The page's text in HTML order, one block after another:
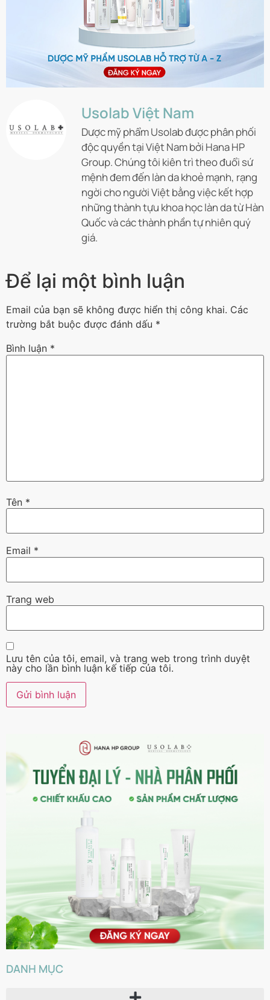
Usolab Việt Nam
Dược mỹ phẩm Usolab được phân phối
độc quyền tại Việt Nam bởi Hana HP
Group. Chúng tôi kiên trì theo đuổi sứ
mệnh đem đến làn da khoẻ mạnh, rạng
ngời cho người Việt bằng việc kết hợp
những thành tựu khoa học làn da từ Hàn
Quốc và các thành phần tự nhiên quý
giá.
Để lại một bình luận
Email của bạn sẽ không được hiển thị công khai. Các
trường bắt buộc được đánh dấu *
Bình luận *
Tên *
Email *
Trang web
Lưu tên của tôi, email, và trang web trong trình duyệt
này cho lần bình luận kế tiếp của tôi.
DANH MỤC